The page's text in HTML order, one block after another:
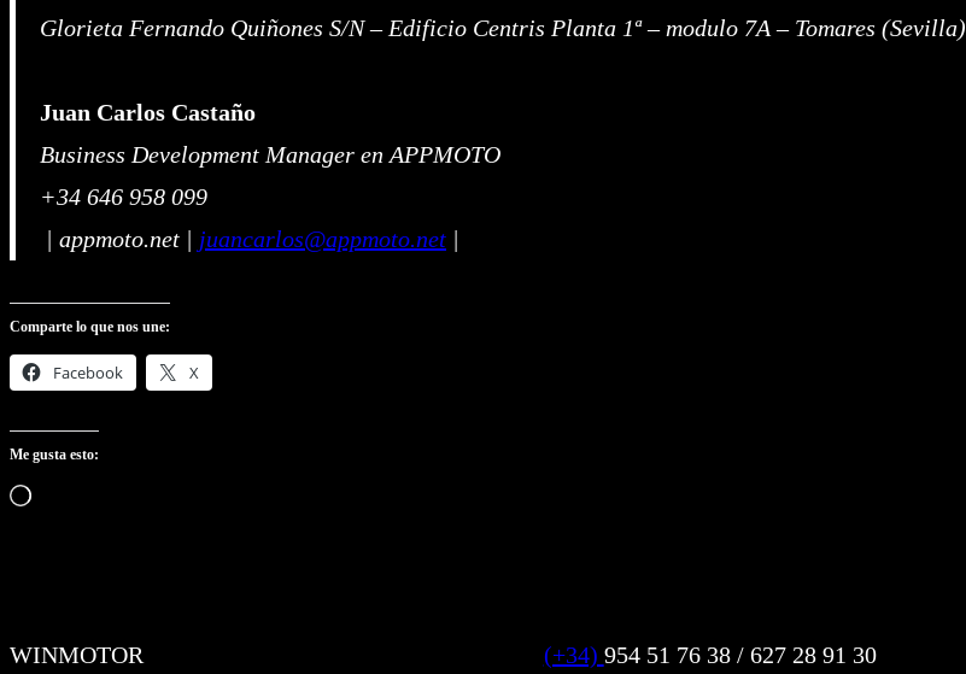
Glorieta Fernando Quiñones S/N – Edificio Centris Planta 1ª – modulo 7A – Tomares (Sevilla)
Juan Carlos Castaño
Business Development Manager en APPMOTO
+34 646 958 099
| appmoto.net | juancarlos@appmoto.net |
Comparte lo que nos une:
Facebook X
Me gusta esto:
Cargando…
WINMOTOR (+34) 954 51 76 38 / 627 28 91 30